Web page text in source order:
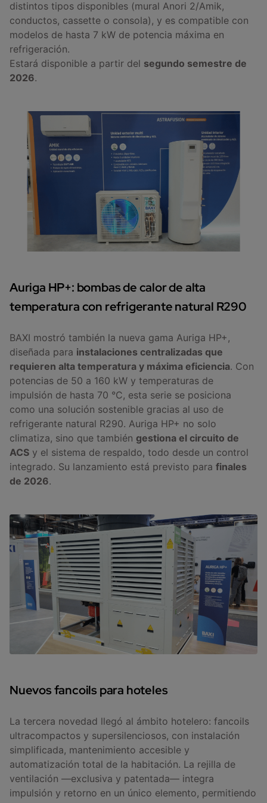
distintos tipos disponibles (mural Anori 2/Amik,
conductos, cassette o consola), y es compatible con
modelos de hasta 7 kW de potencia máxima en
refrigeración.
Estará disponible a partir del segundo semestre de
2026.
Auriga HP+: bombas de calor de alta
temperatura con refrigerante natural R290
BAXI mostró también la nueva gama Auriga HP+,
diseñada para instalaciones centralizadas que
requieren alta temperatura y máxima eficiencia. Con
potencias de 50 a 160 kW y temperaturas de
impulsión de hasta 70 °C, esta serie se posiciona
como una solución sostenible gracias al uso de
refrigerante natural R290. Auriga HP+ no solo
climatiza, sino que también gestiona el circuito de
ACS y el sistema de respaldo, todo desde un control
integrado. Su lanzamiento está previsto para finales
de 2026.
Nuevos fancoils para hoteles
La tercera novedad llegó al ámbito hotelero: fancoils
ultracompactos y supersilenciosos, con instalación
simplificada, mantenimiento accesible y
automatización total de la habitación. La rejilla de
ventilación —exclusiva y patentada— integra
impulsión y retorno en un único elemento, permitiendo